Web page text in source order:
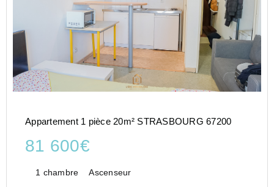
Appartement 1 pièce 20m² STRASBOURG 67200
81 600€
1 chambre Ascenseur